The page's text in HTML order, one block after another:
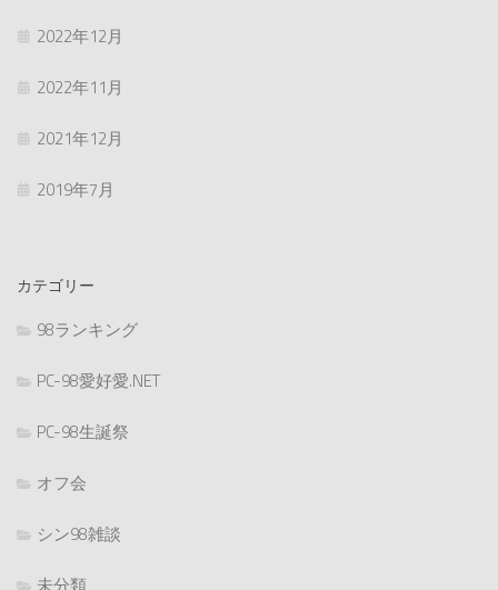
2022年12月
2022年11月
2021年12月
2019年7月
カテゴリー
98ランキング
PC-98愛好愛.NET
PC-98生誕祭
オフ会
シン98雑談